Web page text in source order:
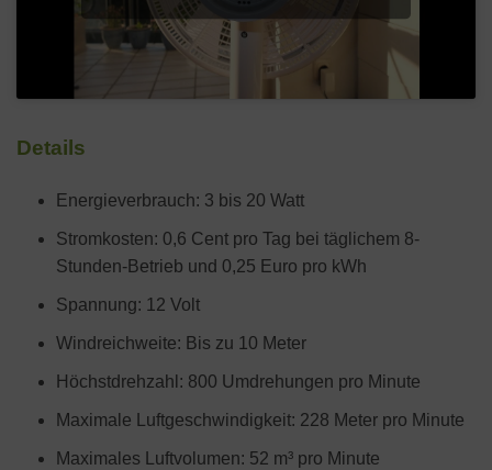
Details
Energieverbrauch: 3 bis 20 Watt
Stromkosten: 0,6 Cent pro Tag bei täglichem 8-
Stunden-Betrieb und 0,25 Euro pro kWh
Spannung: 12 Volt
Windreichweite: Bis zu 10 Meter
Höchstdrehzahl: 800 Umdrehungen pro Minute
Maximale Luftgeschwindigkeit: 228 Meter pro Minute
Maximales Luftvolumen: 52 m³ pro Minute